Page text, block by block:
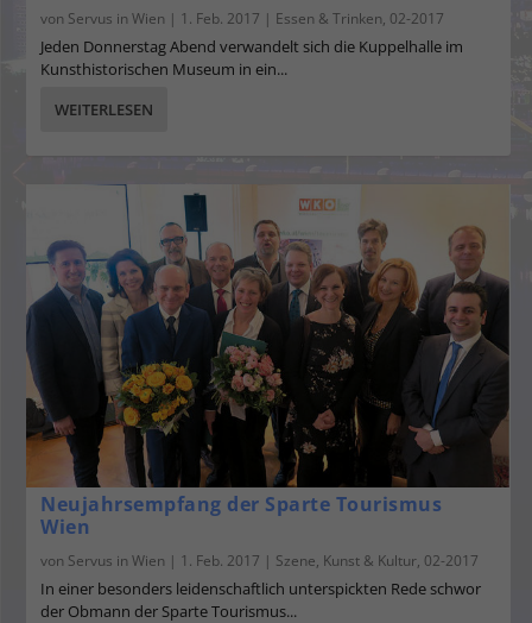
von Servus in Wien | 1. Feb. 2017 | Essen & Trinken, 02-2017
Jeden Donnerstag Abend verwandelt sich die Kuppelhalle im
Kunsthistorischen Museum in ein...
WEITERLESEN
Neujahrsempfang der Sparte Tourismus
Wien
von Servus in Wien | 1. Feb. 2017 | Szene, Kunst & Kultur, 02-2017
In einer besonders leidenschaftlich unterspickten Rede schwor
der Obmann der Sparte Tourismus...